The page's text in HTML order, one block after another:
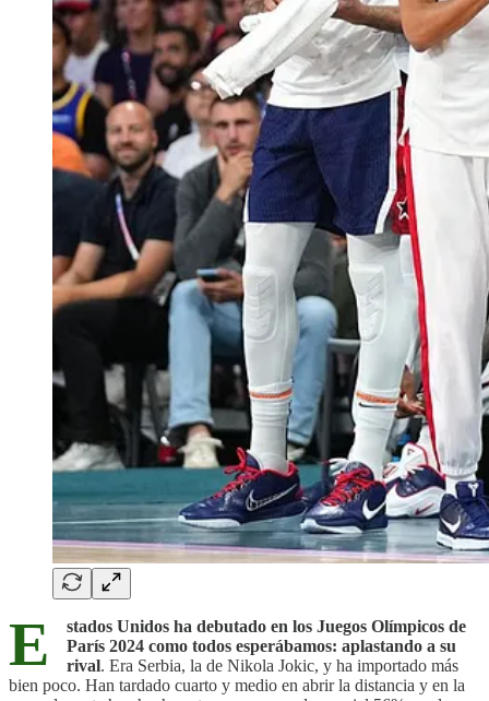
E
stados Unidos ha debutado en los Juegos Olímpicos de
París 2024 como todos esperábamos: aplastando a su
rival. Era Serbia, la de Nikola Jokic, y ha importado más
bien poco. Han tardado cuarto y medio en abrir la distancia y en la